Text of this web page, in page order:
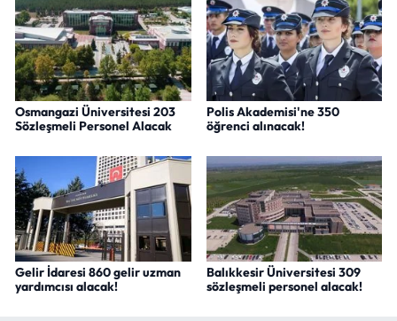
Osmangazi Üniversitesi 203
Sözleşmeli Personel Alacak
Polis Akademisi'ne 350
öğrenci alınacak!
Gelir İdaresi 860 gelir uzman
yardımcısı alacak!
Balıkkesir Üniversitesi 309
sözleşmeli personel alacak!